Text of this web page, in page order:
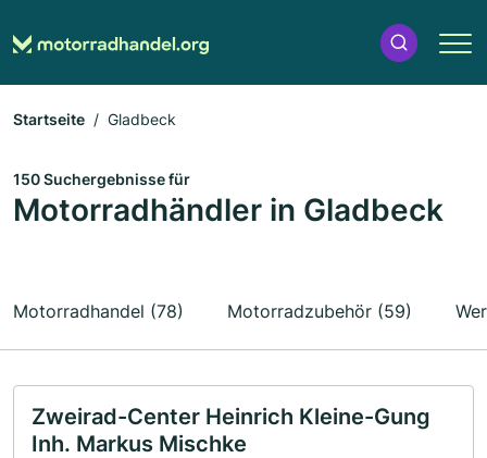
Startseite Gladbeck
150 Suchergebnisse für
Motorradhändler in Gladbeck
Motorradhandel (78) Motorradzubehör (59)
Zweirad-Center Heinrich Kleine-Gung
Inh. Markus Mischke